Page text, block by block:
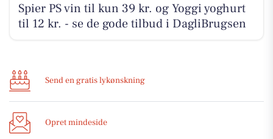
Spier PS vin til kun 39 kr. og Yoggi yoghurt
til 12 kr. - se de gode tilbud i DagliBrugsen
Send en gratis lykønskning
Opret mindeside